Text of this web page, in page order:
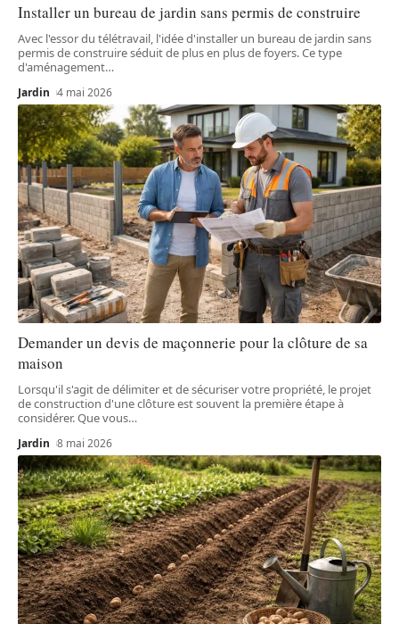
Installer un bureau de jardin sans permis de construire
Avec l'essor du télétravail, l'idée d'installer un bureau de jardin sans
permis de construire séduit de plus en plus de foyers. Ce type
d'aménagement…
Jardin 4 mai 2026
Demander un devis de maçonnerie pour la clôture de sa
maison
Lorsqu'il s'agit de délimiter et de sécuriser votre propriété, le projet
de construction d'une clôture est souvent la première étape à
considérer. Que vous…
Jardin 8 mai 2026